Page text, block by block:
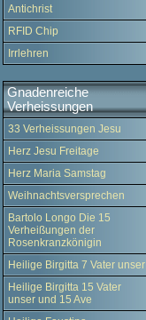
Antichrist
RFID Chip
Irrlehren
Gnadenreiche
Verheissungen
33 Verheissungen Jesu
Herz Jesu Freitage
Herz Maria Samstag
Weihnachtsversprechen
Bartolo Longo Die 15
Verheißungen der
Rosenkranzkönigin
Heilige Birgitta 7 Vater unser
Heilige Birgitta 15 Vater
unser und 15 Ave